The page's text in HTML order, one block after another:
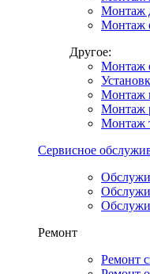
Монтаж
Монтаж
Другое:
Монтаж
Монтаж
Монтаж
Монтаж
Сервисное
Ремонт
Ремонт